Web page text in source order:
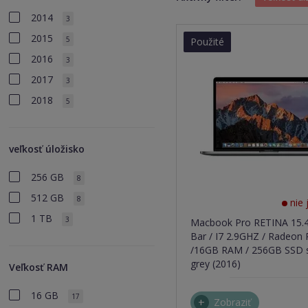
2014 3
2015 5
2016 3
2017 3
2018 5
veľkosť úložisko
256 GB 8
512 GB 8
1 TB 3
Veľkosť RAM
16 GB 17
Použité
nie
Macbook Pro RETINA
Bar / I7 2.9GHZ / Radeon
/16GB RAM / 256GB SSD
grey (2016)
Zobraziť